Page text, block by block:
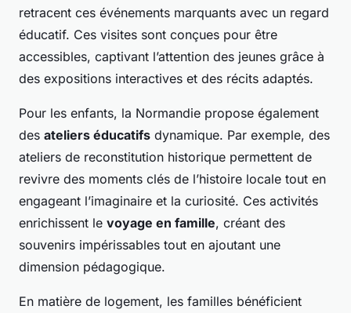
retracent ces événements marquants avec un regard
éducatif. Ces visites sont conçues pour être
accessibles, captivant l’attention des jeunes grâce à
des expositions interactives et des récits adaptés.
Pour les enfants, la Normandie propose également
des ateliers éducatifs dynamique. Par exemple, des
ateliers de reconstitution historique permettent de
revivre des moments clés de l’histoire locale tout en
engageant l’imaginaire et la curiosité. Ces activités
enrichissent le voyage en famille, créant des
souvenirs impérissables tout en ajoutant une
dimension pédagogique.
En matière de logement, les familles bénéficient